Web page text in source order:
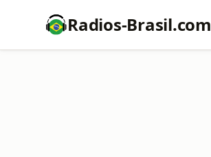
Radios-Brasil.com